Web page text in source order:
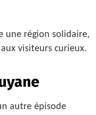
une région solidaire,
visiteurs curieux.
autre épisode